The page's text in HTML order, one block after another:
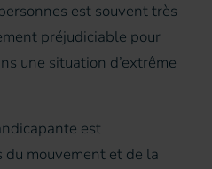
est souvent très
préjudiciable pour
une situation d’extrême
est
mouvement et de la